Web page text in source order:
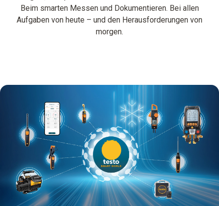
Beim smarten Messen und Dokumentieren. Bei allen
Aufgaben von heute – und den Herausforderungen von
morgen.